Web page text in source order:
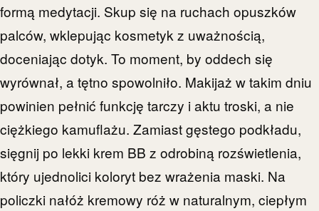
formą medytacji. Skup się na ruchach opuszków
palców, wklepując kosmetyk z uważnością,
doceniając dotyk. To moment, by oddech się
wyrównał, a tętno spowolniło. Makijaż w takim dniu
powinien pełnić funkcję tarczy i aktu troski, a nie
ciężkiego kamuflażu. Zamiast gęstego podkładu,
sięgnij po lekki krem BB z odrobiną rozświetlenia,
który ujednolici koloryt bez wrażenia maski. Na
policzki nałóż kremowy róż w naturalnym, ciepłym